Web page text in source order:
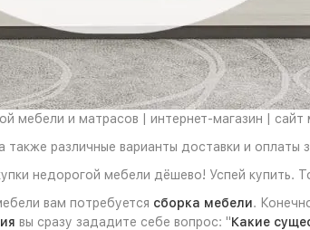
мебели и матрасов | интернет-магазин | сайт
различные варианты доставки и оплаты
недорогой мебели дёшево! Успей купить.
вам потребуется сборка мебели.
вы сразу зададите себе вопрос: "Какие